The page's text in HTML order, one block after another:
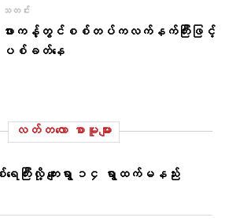
သတင်း
ဖားကန့်တွင်စစ်​တပ်ကလက်နက်ကြီးဖြင့်
ပစ်ခတ်​နေ
လတ်တ‌လော စာမူများ
ရေကြီးလို့ ကျေးရွာ ၁၄ ရွာထက်မနည်း